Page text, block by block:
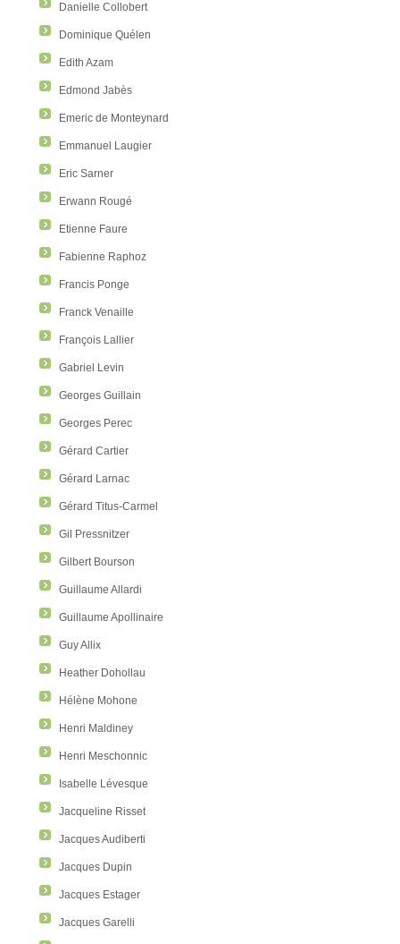
Danielle Collobert
Dominique Quélen
Edith Azam
Edmond Jabès
Emeric de Monteynard
Emmanuel Laugier
Eric Sarner
Erwann Rougé
Etienne Faure
Fabienne Raphoz
Francis Ponge
Franck Venaille
François Lallier
Gabriel Levin
Georges Guillain
Georges Perec
Gérard Cartier
Gérard Larnac
Gérard Titus-Carmel
Gil Pressnitzer
Gilbert Bourson
Guillaume Allardi
Guillaume Apollinaire
Guy Allix
Heather Dohollau
Hélène Mohone
Henri Maldiney
Henri Meschonnic
Isabelle Lévesque
Jacqueline Risset
Jacques Audiberti
Jacques Dupin
Jacques Estager
Jacques Garelli